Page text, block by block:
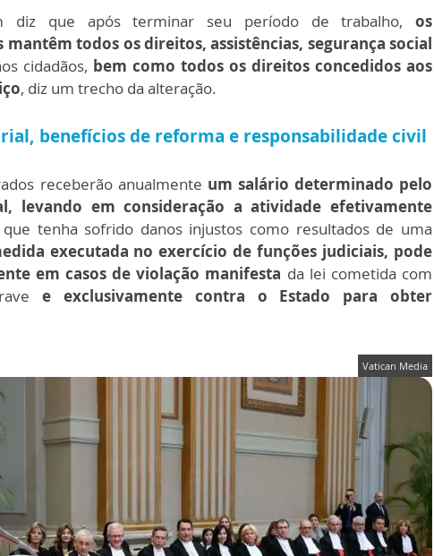
diz que após terminar seu período de trabalho, os
todos os direitos, assistências, segurança social
cidadãos, bem como todos os direitos concedidos aos
, diz um trecho da alteração.
benefícios de reforma e responsabilidade civil
receberão anualmente um salário determinado pelo
levando em consideração a atividade efetivamente
que tenha sofrido danos injustos como resultados de uma
executada no exercício de funções judiciais, pode
em casos de violação manifesta da lei cometida com
e exclusivamente contra o Estado para obter
Vatican Media